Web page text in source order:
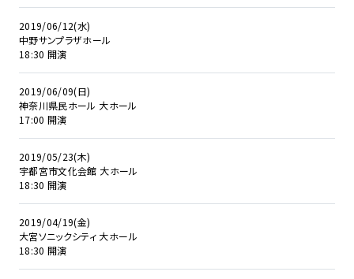
2019/06/12(水)
中野サンプラザホール
18:30 開演
2019/06/09(日)
神奈川県民ホール 大ホール
17:00 開演
2019/05/23(木)
宇都宮市文化会館 大ホール
18:30 開演
2019/04/19(金)
大宮ソニックシティ 大ホール
18:30 開演